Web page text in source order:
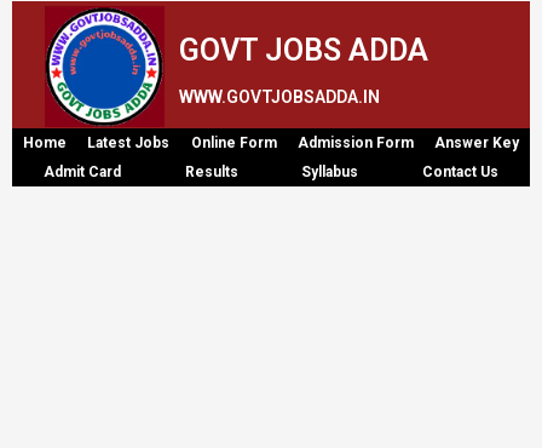
GOVT JOBS ADDA
WWW.GOVTJOBSADDA.IN
Home Latest Jobs Online Form Admission Form
Answer Key
Admit Card
Results Syllabus Contact Us